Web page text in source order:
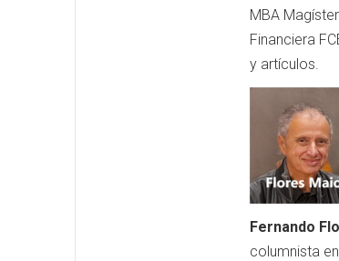
MBA
Financiera
y artículos.
Fernando
columnista